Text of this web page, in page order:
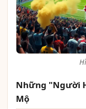
Những "Người
Mộ